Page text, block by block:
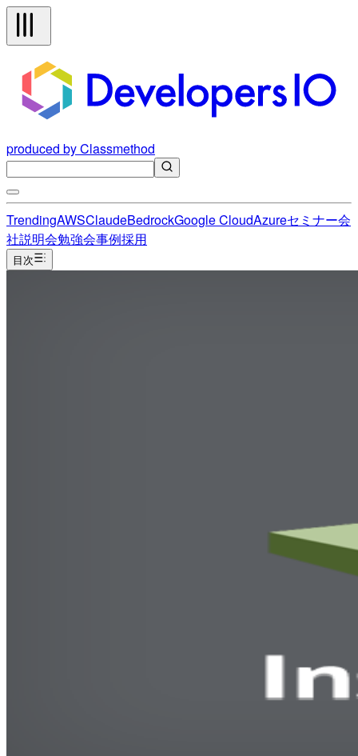
produced by Classmethod
TrendingAWSClaudeBedrockGoogle CloudAzureセミナー会
社説明会勉強会事例採用
目次